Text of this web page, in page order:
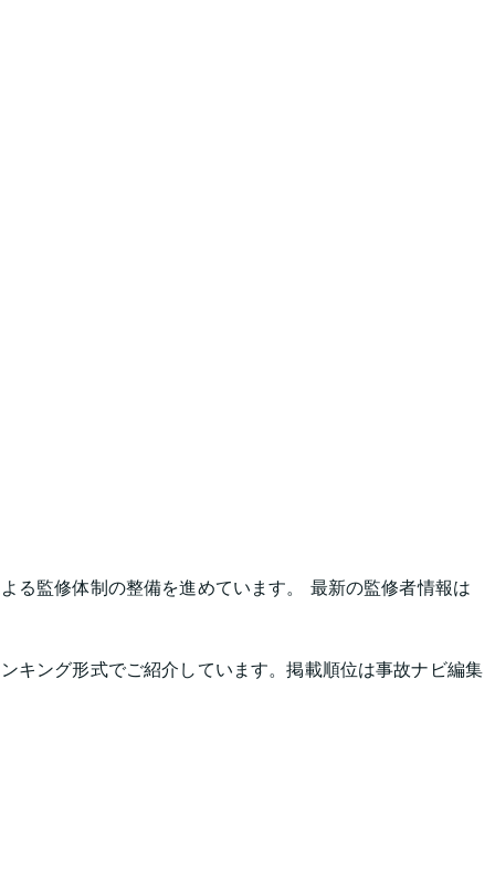
る監修体制の整備を進めています。 最新の監修者情報は
キング形式でご紹介しています。掲載順位は事故ナビ編集